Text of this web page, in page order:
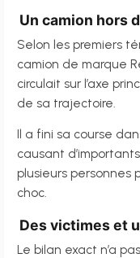
Un camion hors
Selon les premiers
camion de marque
circulait sur l’axe
de sa trajectoire.
Il a fini sa course
causant
plusieurs personnes
choc.
Des victimes et
Le bilan exact n’a